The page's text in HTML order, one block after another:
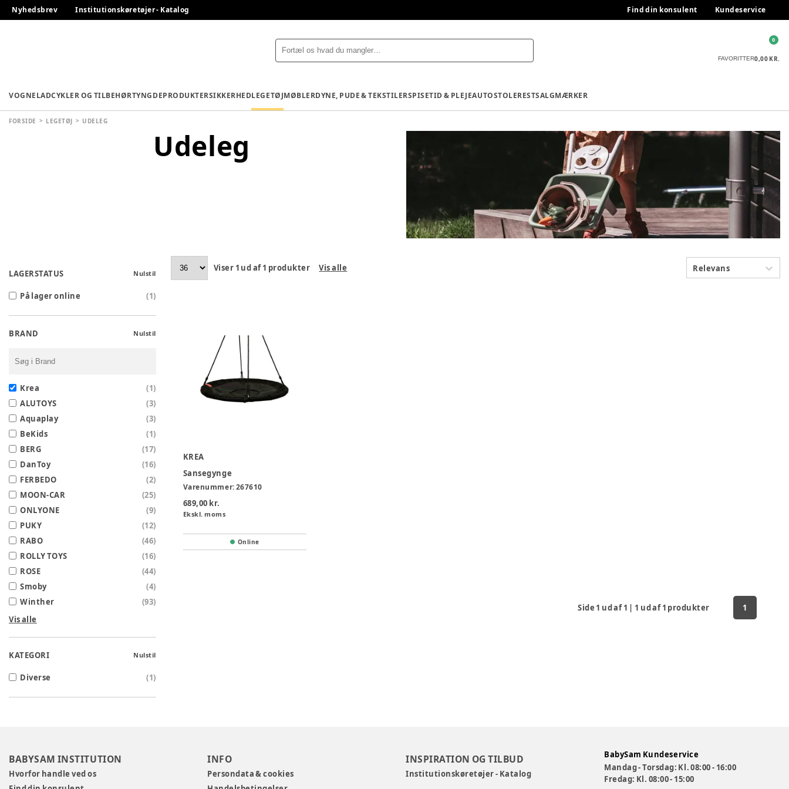
Nyhedsbrev Institutionskøretøjer - Katalog Find din konsulent Kundeservice
FAVORITTER0,00 KR.
0
VOGNELADCYKLER OG TILBEHØRTYNGDEPRODUKTERSIKKERHEDLEGETØJMØBLERDYNE, PUDE & TEKSTILERSPISETID & PLEJEAUTOSTOLERESTSALGMÆRKER
FORSIDE LEGETØJ UDELEG
Udeleg
LAGERSTATUS Nulstil
På lager online (1)
BRAND Nulstil
Krea (1)
ALUTOYS
(3)
Aquaplay
(3)
BeKids
(1)
BERG
(17)
DanToy
(16)
FERBEDO
(2)
MOON-CAR
(25)
ONLYONE
(9)
PUKY
(12)
RABO
(46)
ROLLY TOYS
(16)
ROSE
(44)
Smoby
(4)
Winther
(93)
Vis alle
KATEGORI Nulstil
Diverse (1)
Viser 1 ud af1 produkter Vis alle Relevans
KREA
Sansegynge
Varenummer:267610
689,00 kr.
Ekskl. moms
Online
Side 1 ud af1 | 1 ud af 1 produkter 1
BABYSAM INSTITUTION
Hvorfor handle ved os
INFO
Persondata & cookies
INSPIRATION OG TILBUD
Institutionskøretøjer - Katalog
BabySam Kundeservice
Mandag - Torsdag: Kl. 08:00 - 16:00
Fredag: Kl. 08:00 - 15:00